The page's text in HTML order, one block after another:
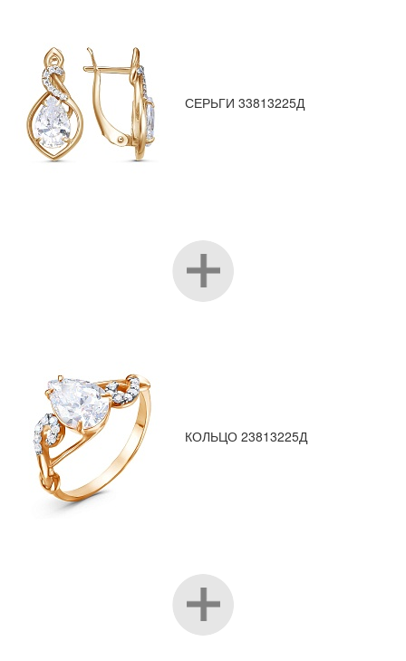
СЕРЬГИ 33813225Д
КОЛЬЦО 23813225Д